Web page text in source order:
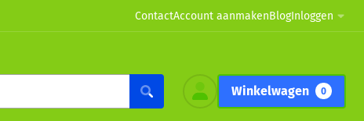
ContactAccount aanmakenBlogInloggen
Winkelwagen 0